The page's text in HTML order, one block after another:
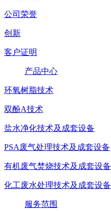
公司荣誉
创新
客户证明
产品中心
环氧树脂技术
双酚A技术
盐水净化技术及成套设备
PSA废气处理技术及成套设备
有机废气焚烧技术及成套设备
化工废水处理技术及成套设备
服务范围